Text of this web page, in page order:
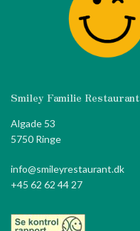
Smiley Familie Restaurant
Algade 53
5750 Ringe
info@smileyrestaurant.dk
+45 62 62 44 27